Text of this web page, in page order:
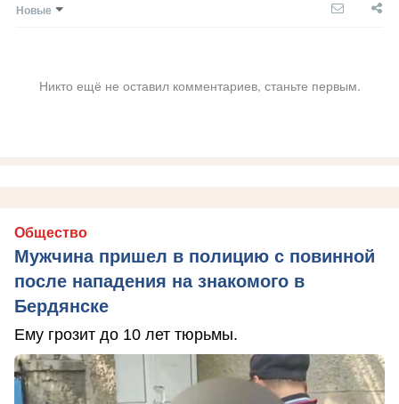
Новые
Никто ещё не оставил комментариев, станьте первым.
Общество
Мужчина пришел в полицию с повинной
после нападения на знакомого в
Бердянске
Ему грозит до 10 лет тюрьмы.